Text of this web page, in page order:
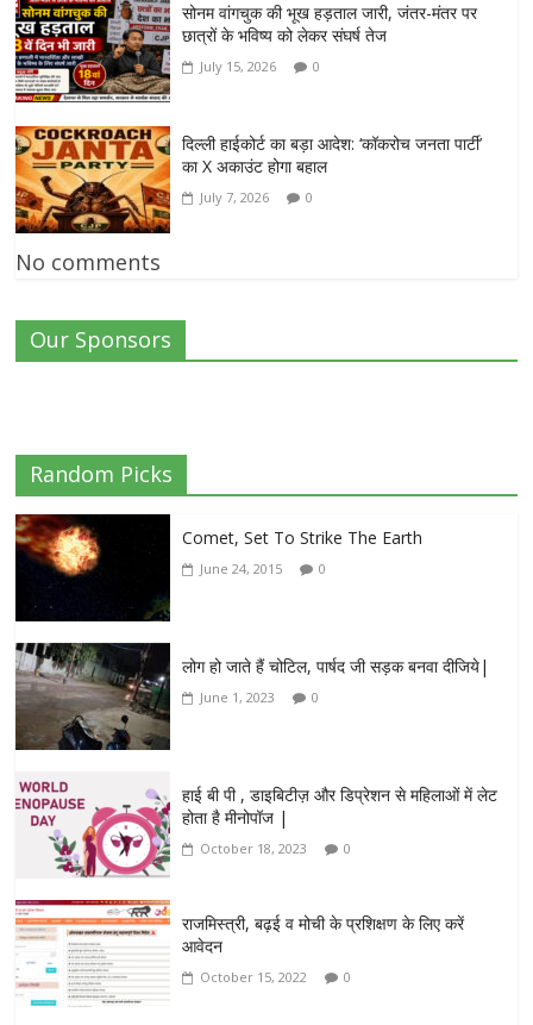
सोनम वांगचुक की भूख हड़ताल जारी, जंतर-मंतर पर
छात्रों के भविष्य को लेकर संघर्ष तेज
July 15, 2026 0
दिल्ली हाईकोर्ट का बड़ा आदेश: ‘कॉकरोच जनता पार्टी’
का X अकाउंट होगा बहाल
July 7, 2026 0
No comments
Our Sponsors
Random Picks
Comet, Set To Strike The Earth
June 24, 2015 0
लोग हो जाते हैं चोटिल, पार्षद जी सड़क बनवा दीजिये|
June 1, 2023 0
हाई बी पी , डाइबिटीज़ और डिप्रेशन से महिलाओं में लेट
होता है मीनोपॉज |
October 18, 2023 0
राजमिस्त्री, बढ़ई व मोची के प्रशिक्षण के लिए करें
आवेदन
October 15, 2022 0